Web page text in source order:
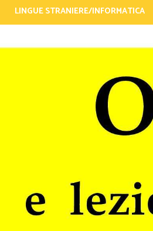
LINGUE STRANIERE/INFORMATICA